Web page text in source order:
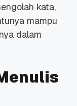
kata,
mampu
dalam